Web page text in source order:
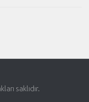
saklıdır.